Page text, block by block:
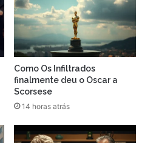
Como Os Infiltrados
finalmente deu o Oscar a
Scorsese
14 horas atrás